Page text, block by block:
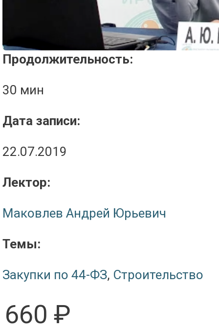
Продолжительность:
30 мин
Дата записи:
22.07.2019
Лектор:
Маковлев Андрей Юрьевич
Темы:
Закупки по 44-ФЗ, Строительство
660 ₽